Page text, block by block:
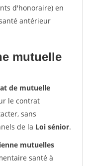
d'honoraire) en
antérieur
mutuelle
de mutuelle
le contrat
sans
de la Loi sénior.
mutuelles
santé à